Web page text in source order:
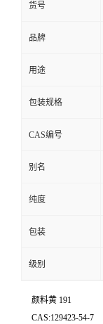
货号
品牌
用途
包装规格
CAS编号
别名
纯度
包装
级别
颜料黄 191
CAS:129423-54-7